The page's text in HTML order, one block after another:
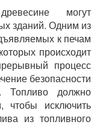
могут
зданий. Одним из
к печам
происходит
процесс
безопасности
Топливо должно
чтобы исключить
из топливного